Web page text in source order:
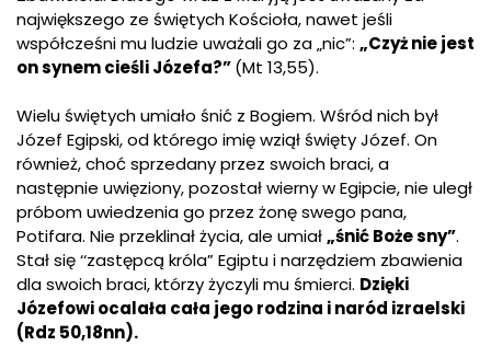
największego ze świętych Kościoła, nawet jeśli
współcześni mu ludzie uważali go za „nic”: „Czyż nie jest
on synem cieśli Józefa?”(Mt 13,55).
Wielu świętych umiało śnić z Bogiem. Wśród nich był
Józef Egipski, od którego imię wziął święty Józef. On
również, choć sprzedany przez swoich braci, a
następnie uwięziony, pozostał wierny w Egipcie, nie uległ
próbom uwiedzenia go przez żonę swego pana,
Potifara. Nie przeklinał życia, ale umiał„śnić Boże sny”.
Stał się ‘‘zastępcą króla” Egiptu i narzędziem zbawienia
dla swoich braci, którzy życzyli mu śmierci. Dzięki
Józefowi ocalała cała jego rodzina i naród izraelski
(Rdz 50,18nn).